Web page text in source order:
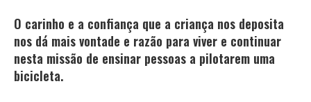
O carinho e a confiança que a criança nos deposita
nos dá mais vontade e razão para viver e continuar
nesta missão de ensinar pessoas a pilotarem uma
bicicleta.